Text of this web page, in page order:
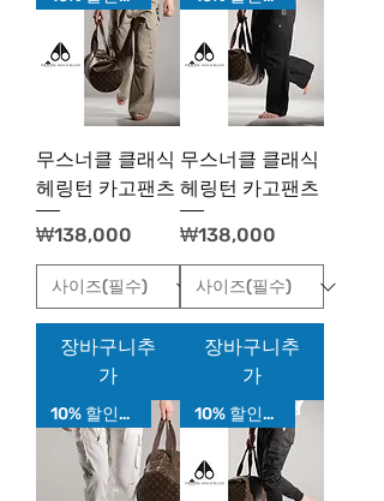
무스너클 클래식
헤링턴 카고팬츠
가격
₩138,000
장바구니추
가
무스너클 클래식
헤링턴 카고팬츠
가격
₩138,000
장바구니추
가
10% 할인가! 10% 할인가!